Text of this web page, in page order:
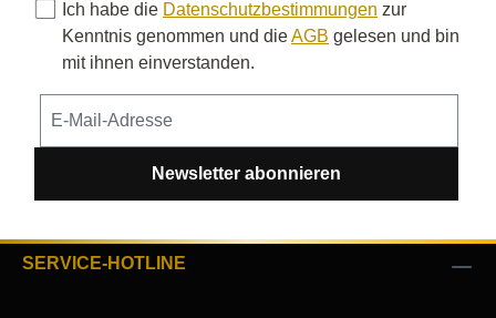
Ich habe die Datenschutzbestimmungen zur
Kenntnis genommen und dieAGB gelesen und bin
mit ihnen einverstanden.
Newsletter abonnieren
SERVICE-HOTLINE